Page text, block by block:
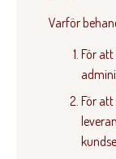
Varför
För
För